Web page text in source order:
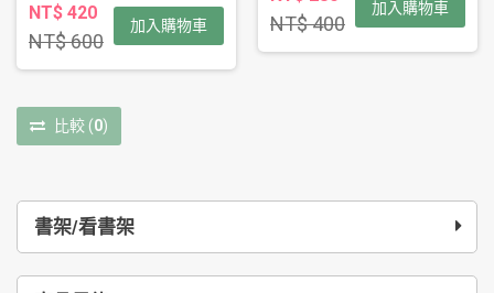
書架/看書架
NT$ 420
NT$ 600
加入購物車 NT$ 400
加入購物車
比較 (0)